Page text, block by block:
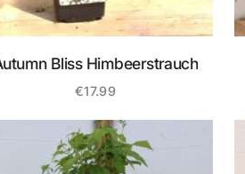
Bliss Himbeerstrauch
€17.99